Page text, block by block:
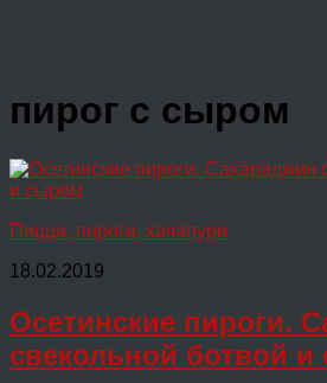
пирог с сыром
Пицца, пироги, хачапури
18.02.2019
Осетинские пироги.
свекольной ботвой